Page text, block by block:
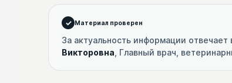
Материал проверен
За актуальность информации
Викторовна , Главный врач,